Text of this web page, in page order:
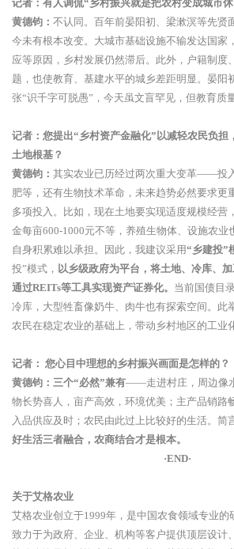
记者：有人调侃“乡村振兴就是把农村变成城市
黄德钧： 不认同。百年前晏阳初、梁漱溟等先贤
今未有根本改变。大城市基础设施不输发达国家
应等原因，乡村发展仍然滞后。此外，户籍制度
题，也使教育、基建水平的城乡差距明显。晏阳
张“识千字可脱愚”，今天虽文盲罕见，但教育质
记者：您提出“乡村资产金融化”以减轻农民负担
土地根基？
黄德钧： 其实农业已历经过两次重大变革——投
肥等，还有生物技术革命，未来趋势必然要求更
多项投入。比如，现在土地要实现适度规模经营
金每亩600-1000元不等，养殖生物体、设施农业
自身积累难以承担。因此，我建议采用“乡建投”
投”模式， 以乡级政府为平台，将土地、冷库、
通过REITs等工具实现资产证券化。 当前国债目
冷库，大型牲畜像奶牛、肉牛也有探索空间。此
农民在稳定农业的基础上，带动乡村地区的工业
记者： 您心目中理想的乡村振兴画面是怎样的？
黄德钧： 三个“必然”兼有——走进村庄，周边像
物长势喜人，亩产高效，环境优美；主产品销路
入品供应及时；农民由此过上比较好的生活。简
好生活三者融合，农商结合才是根本。
·END·
关于艾格农业
艾格农业创立于1999年，是中国农食领域专业的
致力于为政府、企业、机构等客户提供顶层设计